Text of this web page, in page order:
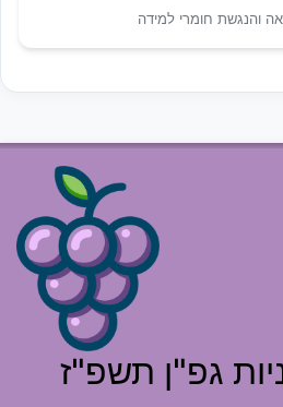
והנגשת חומרי למידה
גפ"ן תשפ"ז